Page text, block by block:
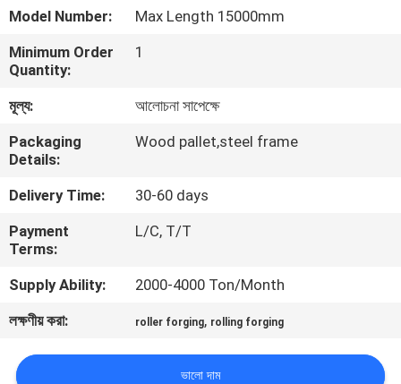
আমাদের
কারখানা
মান
সাইট
ম্যাপ
Model Number:
Max Length 15000mm
Minimum Order
Quantity:
1
মূল্য:
আলোচনা সাপেক্ষে
Packaging
Details:
Wood pallet,steel frame
Delivery Time:
30-60 days
Payment
Terms:
L/C, T/T
Supply Ability:
2000-4000 Ton/Month
লক্ষণীয় করা:
roller forging, rolling forging
ভালো দাম